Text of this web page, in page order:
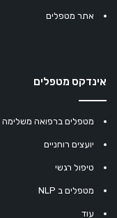
אתר מטפלים
אינדקס מטפלים
מטפלים ברפואה משלימה
יועצים רוחניים
טיפול רגשי
מטפלים ב NLP
עוד